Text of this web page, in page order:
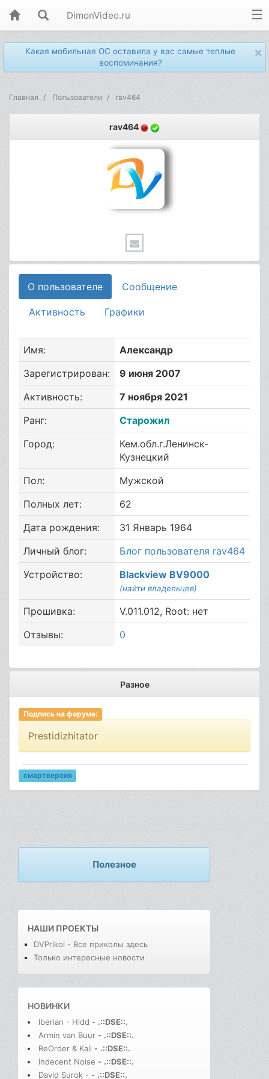
DimonVideo.ru
×
Какая мобильная ОС оставила у вас самые теплые
воспоминания?
Главная Пользователи rav464
rav464
О пользователе Сообщение
Активность Графики
Имя:
Александр
Зарегистрирован:
9 июня 2007
Активность:
7 ноября 2021
Ранг:
Старожил
Город:
Кем.обл.г.Ленинск-
Кузнецкий
Пол:
Мужской
Полных лет:
62
Дата рождения:
31 Январь 1964
Личный блог:
Блог пользователя rav464
Устройство:
Blackview BV9000
(найти владельцев)
Прошивка:
V.011.012, Root: нет
Отзывы:
0
Разное
Подпись на форуме:
Prestidizhitator
смартверсия
Полезное
НАШИ ПРОЕКТЫ
DVPrikol - Все приколы здесь
Только интересные новости
НОВИНКИ
Iberian - Hidd - .::DSE::.
Armin van Buur - .::DSE::.
ReOrder & Kali - .::DSE::.
Indecent Noise - .::DSE::.
David Surok - - .::DSE::.